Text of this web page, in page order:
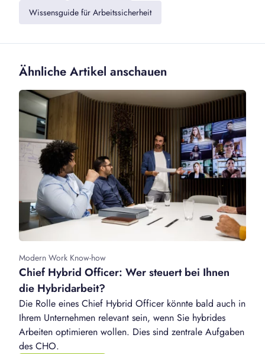
Wissensguide für Arbeitssicherheit
Ähnliche Artikel anschauen
Modern Work Know-how
Chief Hybrid Officer: Wer steuert bei Ihnen
die Hybridarbeit?
Die Rolle eines Chief Hybrid Officer könnte bald auch in
Ihrem Unternehmen relevant sein, wenn Sie hybrides
Arbeiten optimieren wollen. Dies sind zentrale Aufgaben
des CHO.